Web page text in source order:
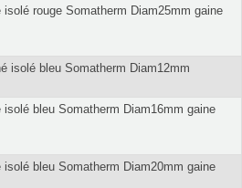
rouge Somatherm Diam25mm gaine
isolé bleu Somatherm Diam12mm
bleu Somatherm Diam16mm gaine
bleu Somatherm Diam20mm gaine